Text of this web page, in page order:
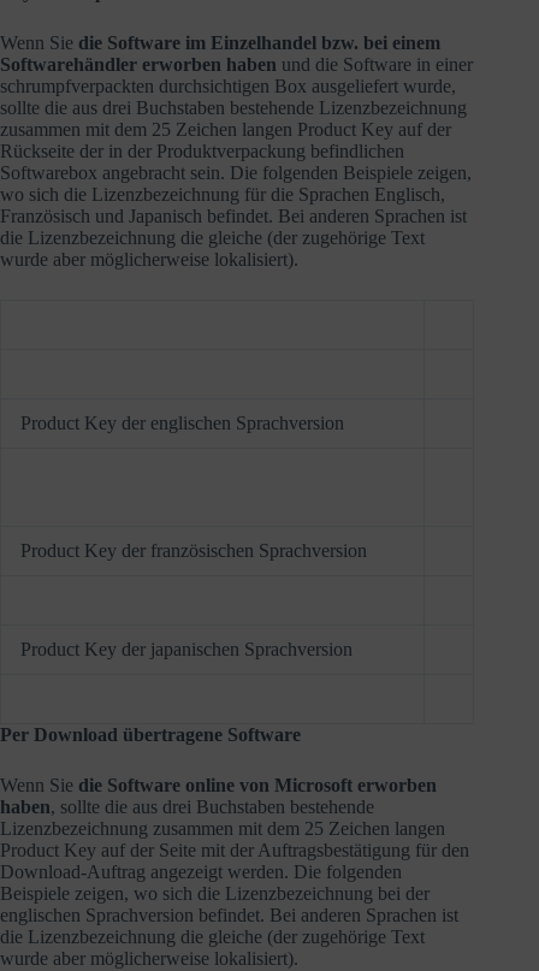
Wenn Sie die Software im Einzelhandel bzw. bei einem
Softwarehändler erworben haben und die Software in einer
schrumpfverpackten durchsichtigen Box ausgeliefert wurde,
sollte die aus drei Buchstaben bestehende Lizenzbezeichnung
zusammen mit dem 25 Zeichen langen Product Key auf der
Rückseite der in der Produktverpackung befindlichen
Softwarebox angebracht sein. Die folgenden Beispiele zeigen,
wo sich die Lizenzbezeichnung für die Sprachen Englisch,
Französisch und Japanisch befindet. Bei anderen Sprachen ist
die Lizenzbezeichnung die gleiche (der zugehörige Text
wurde aber möglicherweise lokalisiert).
Product Key der englischen Sprachversion
Product Key der französischen Sprachversion
Product Key der japanischen Sprachversion
Per Download übertragene Software
Wenn Sie die Software online von Microsoft erworben
haben, sollte die aus drei Buchstaben bestehende
Lizenzbezeichnung zusammen mit dem 25 Zeichen langen
Product Key auf der Seite mit der Auftragsbestätigung für den
Download-Auftrag angezeigt werden. Die folgenden
Beispiele zeigen, wo sich die Lizenzbezeichnung bei der
englischen Sprachversion befindet. Bei anderen Sprachen ist
die Lizenzbezeichnung die gleiche (der zugehörige Text
wurde aber möglicherweise lokalisiert).